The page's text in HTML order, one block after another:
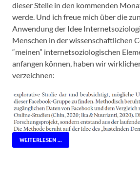
dieser Stelle in den kommenden
werde. Und ich freue mich über die
Anwendung der Idee
Menschen in der wissenschaftlichen
“meinen” internetsoziologischen
anfangen können, haben wir
verzeichnen:
WEITERLESEN ...